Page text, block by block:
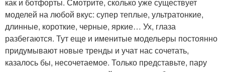
моделей на любой вкус: супер теплые, ультратонкие,
длинные, короткие, черные, яркие… Ух, глаза
разбегаются. Тут еще и именитые модельеры постоянно
придумывают новые тренды и учат нас сочетать,
казалось бы, несочетаемое. Только представьте, пару